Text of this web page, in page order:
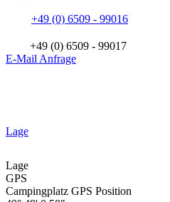
+49 (0) 6509 - 99016
+49 (0) 6509 - 99017
E-Mail Anfrage
Lage
Lage
GPS
Campingplatz GPS Position